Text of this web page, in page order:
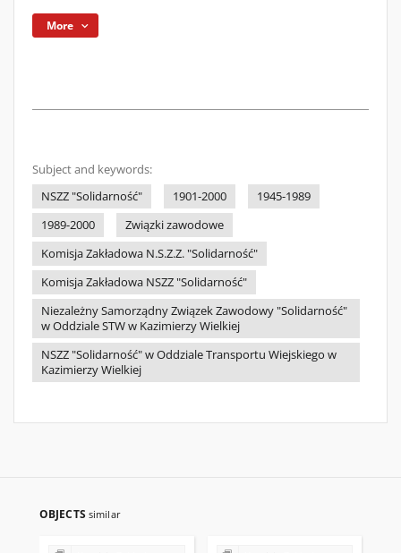
More
Subject and keywords:
NSZZ "Solidarność"
1901-2000
1945-1989
1989-2000
Związki zawodowe
Komisja Zakładowa N.S.Z.Z. "Solidarność"
Komisja Zakładowa NSZZ "Solidarność"
Niezależny Samorządny Związek Zawodowy "Solidarność"
w Oddziale STW w Kazimierzy Wielkiej
NSZZ "Solidarność" w Oddziale Transportu Wiejskiego w
Kazimierzy Wielkiej
OBJECTS similar